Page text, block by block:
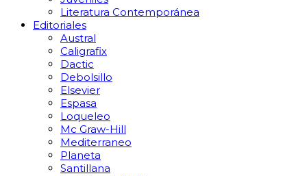
Literatura Contemporánea
Editoriales
Austral
Caligrafix
Dactic
Debolsillo
Elsevier
Espasa
Loqueleo
Mc Graw-Hill
Mediterraneo
Planeta
Santillana